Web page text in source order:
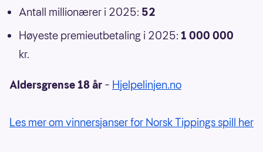
Antall millionærer i 2025: 52
Høyeste premieutbetaling i 2025: 1 000 000
kr.
Aldersgrense 18 år – Hjelpelinjen.no
Les mer om vinnersjanser for Norsk Tippings spill her